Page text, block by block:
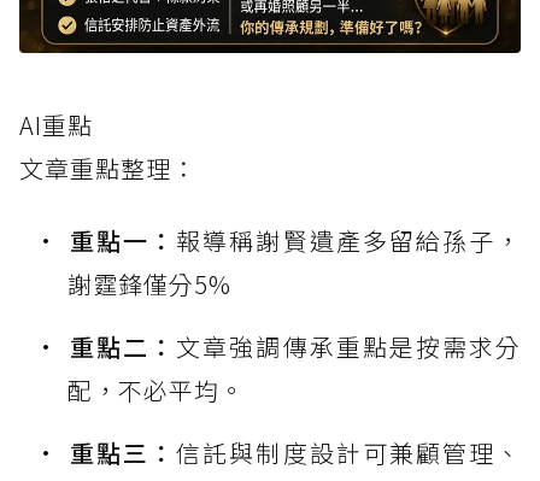
AI重點
文章重點整理：
重點一： 報導稱謝賢遺產多留給孫子，
謝霆鋒僅分5%
重點二： 文章強調傳承重點是按需求分
配，不必平均。
重點三：信託與制度設計可兼顧管理、